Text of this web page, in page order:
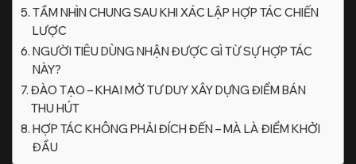
TẦM NHÌN CHUNG SAU KHI XÁC LẬP HỢP TÁC CHIẾN
LƯỢC
NGƯỜI TIÊU DÙNG NHẬN ĐƯỢC GÌ TỪ SỰ HỢP TÁC
NÀY?
ĐÀO TẠO – KHAI MỞ TƯ DUY XÂY DỰNG ĐIỂM BÁN
THU HÚT
HỢP TÁC KHÔNG PHẢI ĐÍCH ĐẾN – MÀ LÀ ĐIỂM KHỞI
ĐẦU